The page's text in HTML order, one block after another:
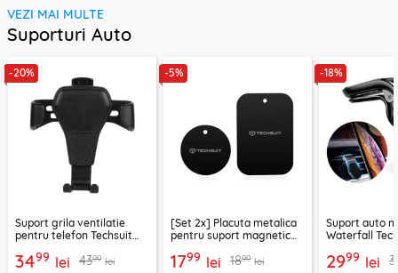
VEZI MAI MULTE
Suporturi Auto
-20%
Suport grila ventilatie
pentru telefon Techsuit
3499 lei 4399 lei
-5%
[Set 2x] Placuta metalica
pentru suport magnetic
negru
1799 lei 1899 lei
-18%
Suport auto
Waterfall
2999 lei